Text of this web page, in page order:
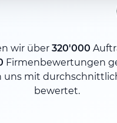
wir über 320'000
Firmenbewertungen
uns mit
bewertet.